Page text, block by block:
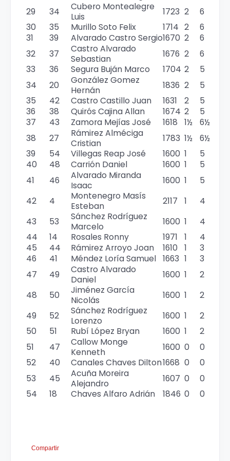
29
34
Cubero Montealegre
Luis
1723 2
6
30
35 Murillo Soto Felix 1714 2
6
31
39 Alvarado Castro Sergio1670 2
6
32
37
Castro Alvarado
Sebastian
1676 2
6
33
36 Segura Buján Marco 1704 2
5
34
20
González Gomez
Hernán
1836 2
5
35
42 Castro Castillo Juan 1631 2
5
36
38 Quirós Cajina Allan 1674 2
5
37
43 Zamora Mejías José 1618 1½
6½
38
27
Rámirez Alméciga
Cristian
1783 1½
6½
39
54 Villegas Reap José 1600 1
5
40
48 Carrión Daniel 1600 1
5
41
46
Alvarado Miranda
Isaac
1600 1
5
42
4
Montenegro Masís
Esteban
2117 1
4
43
53
Sánchez Rodríguez
Marcelo
1600 1
4
44
14 Rosales Ronny 1971 1
4
45
44 Rámirez Arroyo Joan 1610 1
3
46
41 Méndez Loría Samuel 1663 1
3
47
49
Castro Alvarado
Daniel
1600 1
2
48
50
Jiménez García
Nicolás
1600 1
2
49
52
Sánchez Rodríguez
Lorenzo
1600 1
2
50
51 Rubí López Bryan 1600 1
2
51
47
Callow Monge
Kenneth
1600 0
0
52
40 Canales Chaves Dilton1668 0
0
53
45
Acuña Moreira
Alejandro
1607 0
0
54
18 Chaves Alfaro Adrián 1846 0 0
Compartir